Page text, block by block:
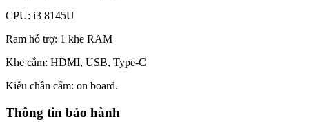
CPU: i3 8145U
Ram hỗ trợ: 1 khe RAM
Khe cắm: HDMI, USB, Type-C
Kiểu chân cắm: on board.
Thông tin bảo hành